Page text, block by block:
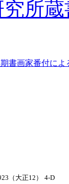
所
書画家番付によ
（大正12）
4-D